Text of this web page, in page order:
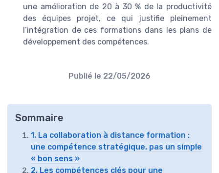
une amélioration de 20 à 30 % de la productivité
des équipes projet, ce qui justifie pleinement
l’intégration de ces formations dans les plans de
développement des compétences.
Publié le 22/05/2026
Sommaire
1. La collaboration à distance formation :
une compétence stratégique, pas un simple
« bon sens »
2. Les compétences clés pour une